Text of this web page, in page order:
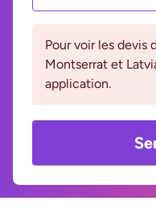
Pour voir les devis
Montserrat et
application.